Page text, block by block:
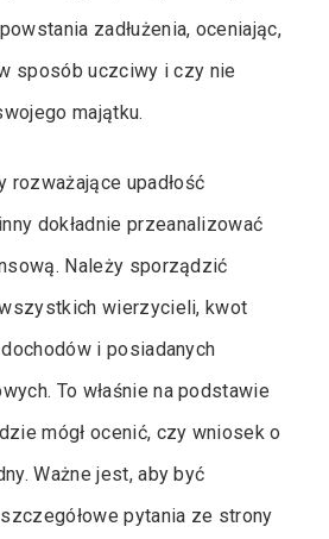
zadłużenia, oceniając,
w sposób uczciwy i czy nie
majątku.
rozważające upadłość
dokładnie przeanalizować
Należy sporządzić
wierzycieli, kwot
i posiadanych
To właśnie na podstawie
mógł ocenić, czy wniosek o
Ważne jest, aby być
pytania ze strony